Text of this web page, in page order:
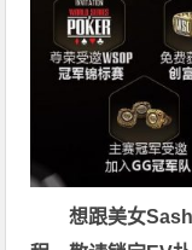
想跟美女